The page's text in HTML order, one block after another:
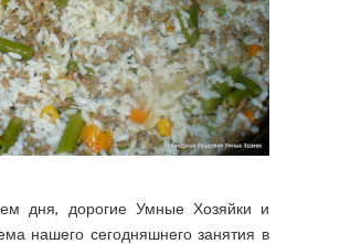
дня, дорогие Умные Хозяйки и
нашего сегодняшнего занятия в